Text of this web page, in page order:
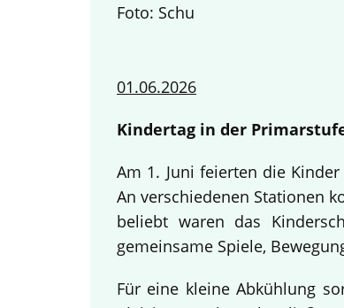
Foto: Schu
01.06.2026
Kindertag in der
Am 1. Juni feierten die
An verschiedenen Stationen
beliebt waren das
gemeinsame Spiele,
Für eine kleine Abkühlung